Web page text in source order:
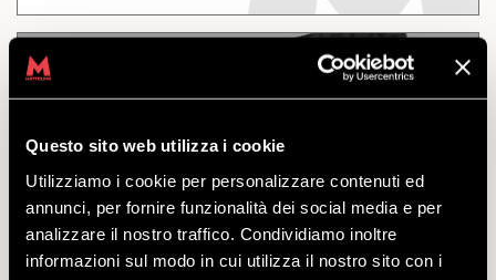
Questo sito web utilizza i cookie
Utilizziamo i cookie per personalizzare contenuti ed
annunci, per fornire funzionalità dei social media e per
analizzare il nostro traffico. Condividiamo inoltre
informazioni sul modo in cui utilizza il nostro sito con i
12 DNI
ODKRYĆ